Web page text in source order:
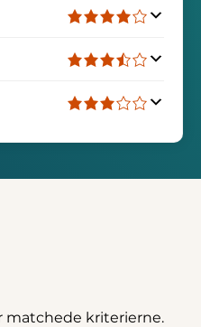
matchede kriterierne.